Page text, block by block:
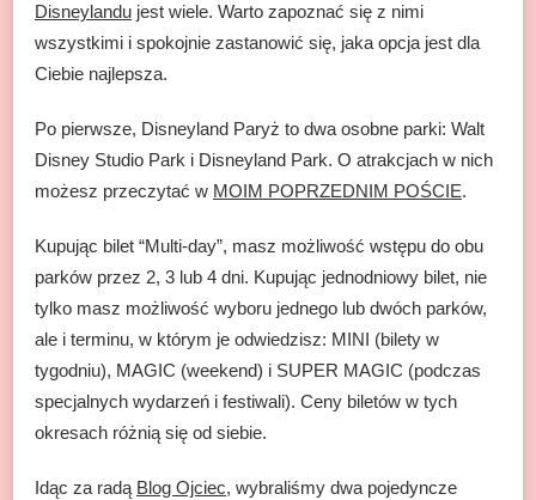
Disneylandu jest wiele. Warto zapoznać się z nimi
wszystkimi i spokojnie zastanowić się, jaka opcja jest dla
Ciebie najlepsza.
Po pierwsze, Disneyland Paryż to dwa osobne parki: Walt
Disney Studio Park i Disneyland Park. O atrakcjach w nich
możesz przeczytać w MOIM POPRZEDNIM POŚCIE.
Kupując bilet “Multi-day”, masz możliwość wstępu do obu
parków przez 2, 3 lub 4 dni. Kupując jednodniowy bilet, nie
tylko masz możliwość wyboru jednego lub dwóch parków,
ale i terminu, w którym je odwiedzisz: MINI (bilety w
tygodniu), MAGIC (weekend) i SUPER MAGIC (podczas
specjalnych wydarzeń i festiwali). Ceny biletów w tych
okresach różnią się od siebie.
Idąc za radą Blog Ojciec, wybraliśmy dwa pojedyncze